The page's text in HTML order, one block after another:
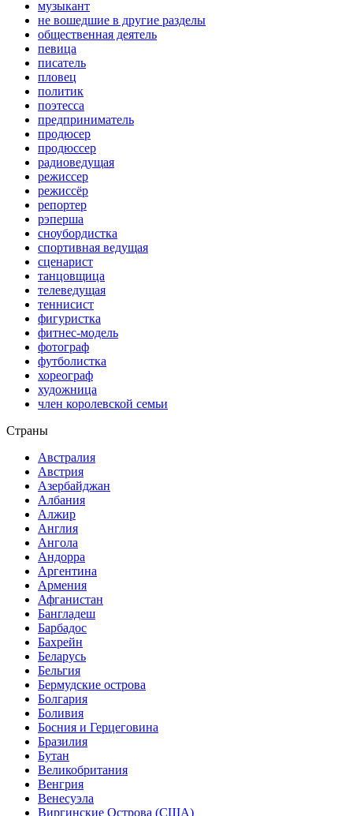
музыкант
не вошедшие в другие разделы
общественная деятель
певица
писатель
пловец
политик
поэтесса
предприниматель
продюсер
продюссер
радиоведущая
режиссер
режиссёр
репортер
рэперша
сноубордистка
спортивная ведущая
сценарист
танцовщица
телеведущая
теннисист
фигуристка
фитнес-модель
фотограф
футболистка
хореограф
художница
член королевской семьи
Страны
Австралия
Австрия
Азербайджан
Албания
Алжир
Англия
Ангола
Андорра
Аргентина
Армения
Афганистан
Бангладеш
Барбадос
Бахрейн
Беларусь
Бельгия
Бермудские острова
Болгария
Боливия
Босния и Герцеговина
Бразилия
Бутан
Великобритания
Венгрия
Венесуэла
Виргинские Острова (США)